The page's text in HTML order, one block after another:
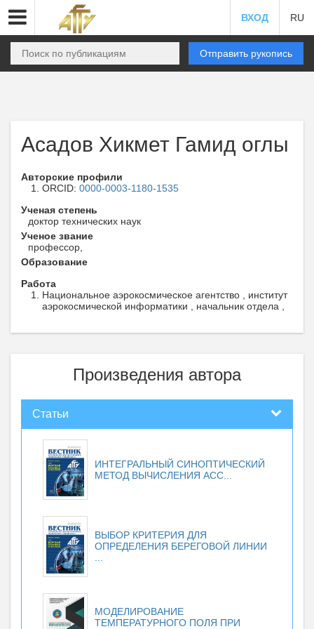
ВХОД RU
Отправить рукопись
Асадов Хикмет Гамид оглы
Авторские профили
ORCID: 0000-0003-1180-1535
Ученая степень
доктор технических наук
Ученое звание
профессор,
Образование
Работа
Национальное аэрокосмическое агентство , институт
аэрокосмической информатики , начальник отдела ,
Произведения автора
Статьи
ИНТЕГРАЛЬНЫЙ СИНОПТИЧЕСКИЙ
МЕТОД ВЫЧИСЛЕНИЯ АСС...
ВЫБОР КРИТЕРИЯ ДЛЯ
ОПРЕДЕЛЕНИЯ БЕРЕГОВОЙ ЛИНИИ
...
МОДЕЛИРОВАНИЕ
ТЕМПЕРАТУРНОГО ПОЛЯ ПРИ